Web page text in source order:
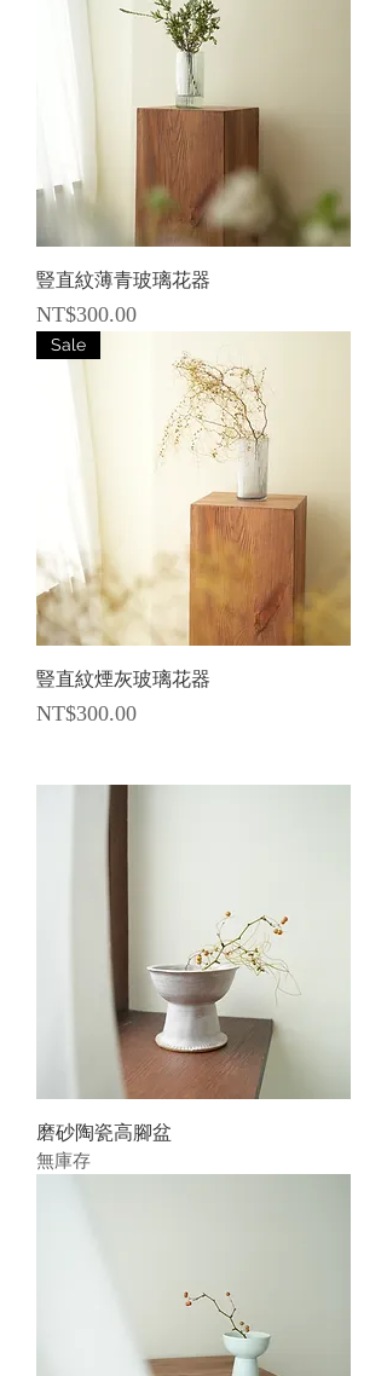
豎直紋薄青玻璃花器
價格
NT$300.00
Sale
豎直紋煙灰玻璃花器
價格
NT$300.00
磨砂陶瓷高腳盆
無庫存